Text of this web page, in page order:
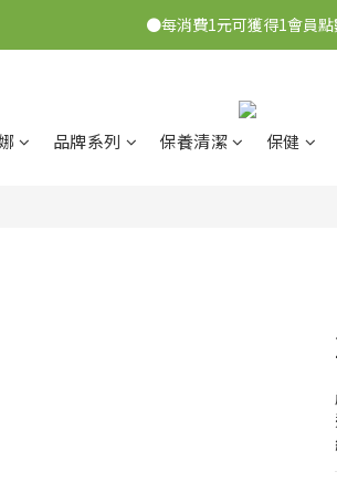
2-7/30下單美膚娜娜&曦之麗，滿1,000元抽
●每消費1元可獲得1會員點
2-7/30下單美膚娜娜&曦之麗，滿1,000元抽
品牌系列 保養清潔 保健